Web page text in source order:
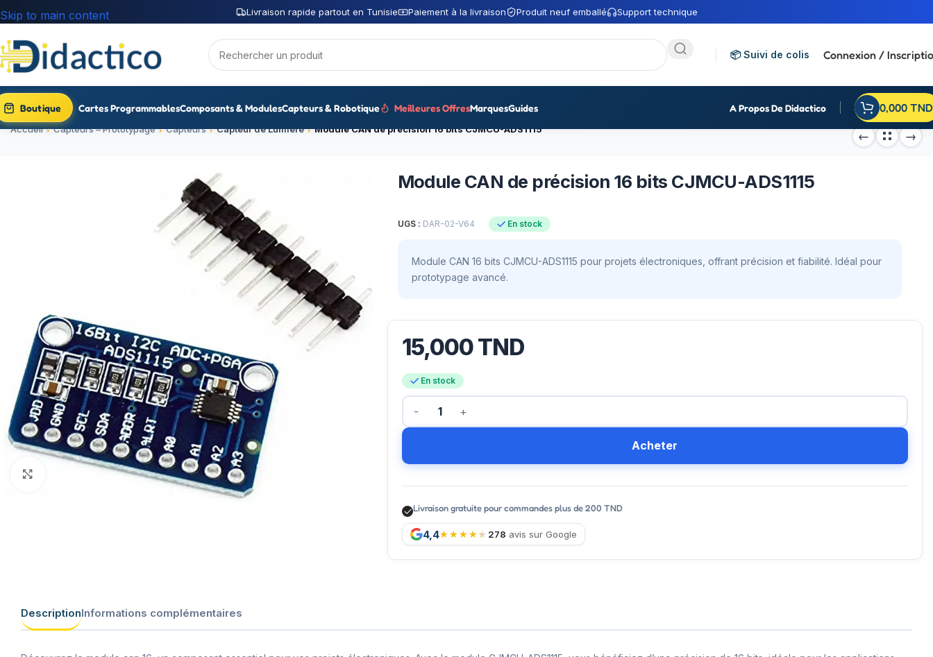
Livraison rapide partout en Tunisie Paiement à la livraison Produit neuf emballé Support technique
Skip to main content
📦 Suivi de colis Connexion /
Boutique Cartes ProgrammablesComposants & ModulesCapteurs & Robotique Meilleures OffresMarquesGuides A Propos De Didactico 0,000 TND
Accueil Capteurs – Prototypage Capteurs Capteur de Lumière Module CAN de précision 16 bits CJMCU-ADS1115
Click to enlarge
Module CAN de précision 16 bits CJMCU-ADS1115
UGS : DAR-02-V64 En stock
Module CAN 16 bits CJMCU-ADS1115 pour projets électroniques, offrant précision et fiabilité. Idéal pour
prototypage avancé.
15,000TND
En stock
Acheter
Livraison gratuite pour commandes plus de 200 TND
4,4 278 avis sur Google
DescriptionInformations complémentaires